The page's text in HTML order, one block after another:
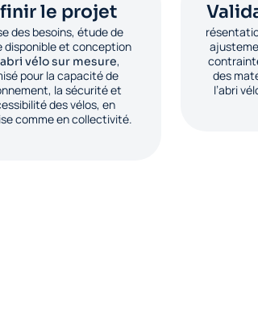
le projet
des besoins, étude de
disponible et conception
abri vélo sur mesure,
pour la capacité de
la sécurité et
des vélos, en
comme en collectivité.
des
l’abri